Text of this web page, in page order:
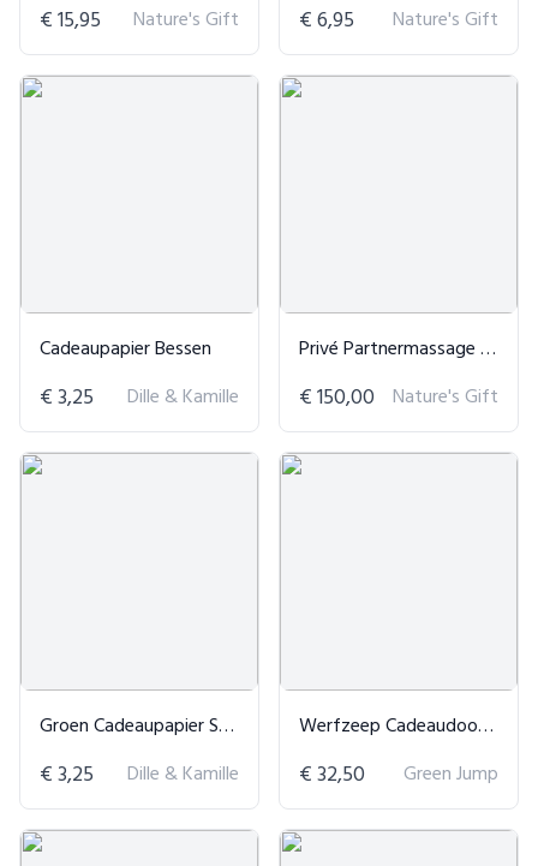
€ 15,95 Nature's Gift € 6,95 Nature's Gift
Cadeaupapier Bessen
€ 3,25 Dille & Kamille
Privé Partnermassage Workshop
€ 150,00 Nature's Gift
Groen Cadeaupapier Schermbloem
€ 3,25 Dille & Kamille
Werfzeep Cadeaudoos Plantaardige Zeep
€ 32,50 Green Jump